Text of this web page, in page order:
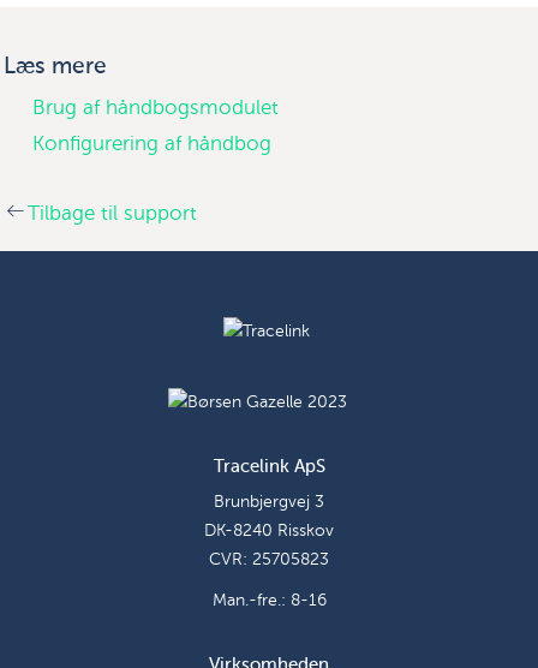
Læs mere
Brug af håndbogsmodulet
Konfigurering af håndbog
Tilbage til support
Tracelink ApS
Brunbjergvej 3
DK-8240 Risskov
CVR: 25705823
Man.-fre.: 8-16